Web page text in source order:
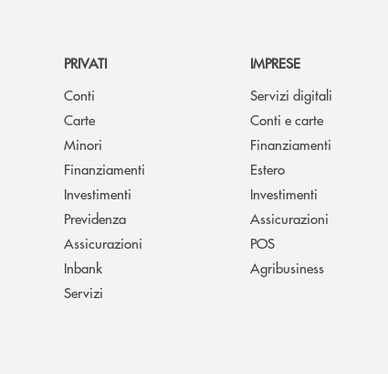
PRIVATI
Conti
Carte
Minori
Finanziamenti
Investimenti
Previdenza
Assicurazioni
Inbank
Servizi
IMPRESE
Servizi digitali
Conti e carte
Finanziamenti
Estero
Investimenti
Assicurazioni
POS
Agribusiness